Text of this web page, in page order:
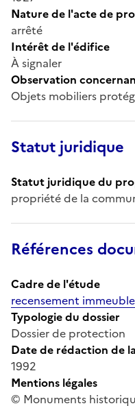
Nature de l'acte de
arrêté
Intérêt de l'édifice
À signaler
Observation
Objets mobiliers
Statut juridique
Statut juridique du
propriété de la
Références
Cadre de l'étude
recensement
Typologie du dossier
Dossier de protection
Date de rédaction de
1992
Mentions légales
© Monuments